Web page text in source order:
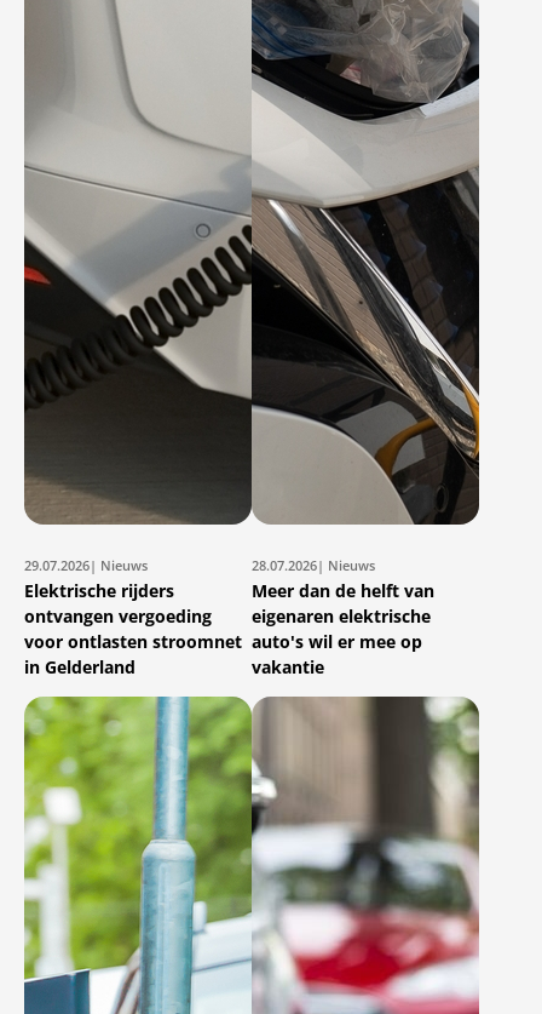
29.07.2026| Nieuws
Elektrische rijders
ontvangen vergoeding
voor ontlasten stroomnet
in Gelderland
28.07.2026| Nieuws
Meer dan de helft van
eigenaren elektrische
auto's wil er mee op
vakantie